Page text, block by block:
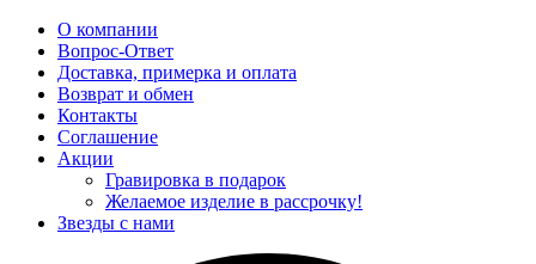
О компании
Вопрос-Ответ
Доставка, примерка и оплата
Возврат и обмен
Контакты
Соглашение
Акции
Гравировка в подарок
Желаемое изделие в рассрочку!
Звезды с нами